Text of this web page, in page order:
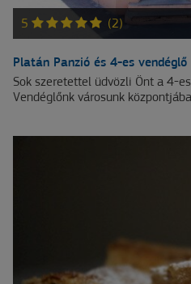
5 (2)
Platán Panzió és 4-es vendéglő
Sok szeretettel üdvözli Önt a 4-
Vendéglőnk városunk